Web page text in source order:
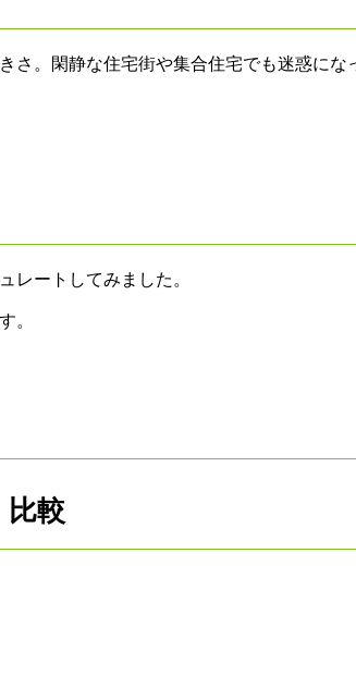
さ。閑静な住宅街や集合住宅でも迷惑にな
ートしてみました。
。
較